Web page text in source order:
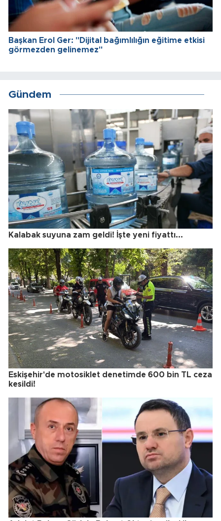
Başkan Erol Ger: "Dijital bağımlılığın eğitime etkisi
görmezden gelinemez"
Gündem
Kalabak suyuna zam geldi! İşte yeni fiyattı...
Eskişehir'de motosiklet denetimde 600 bin TL ceza
kesildi!